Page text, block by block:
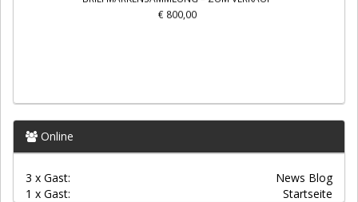
€ 800,00
Online
3 x Gast:
News Blog
1 x Gast:
Startseite